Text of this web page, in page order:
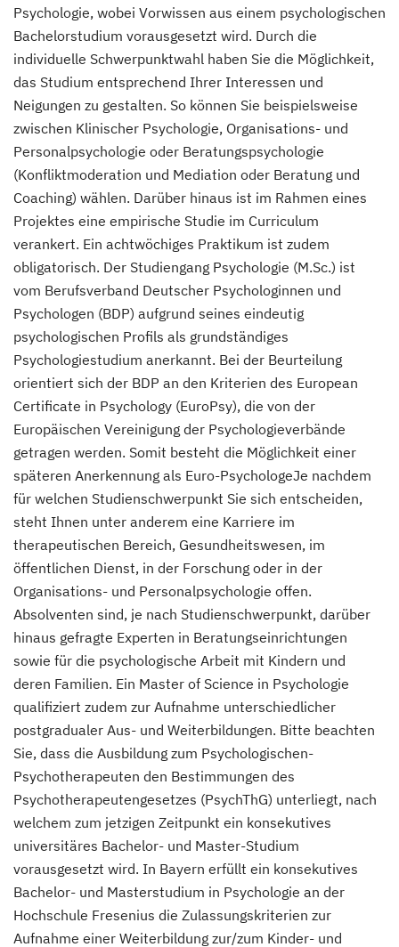
Psychologie, wobei Vorwissen aus einem psychologischen
Bachelorstudium vorausgesetzt wird. Durch die
individuelle Schwerpunktwahl haben Sie die Möglichkeit,
das Studium entsprechend Ihrer Interessen und
Neigungen zu gestalten. So können Sie beispielsweise
zwischen Klinischer Psychologie, Organisations- und
Personalpsychologie oder Beratungspsychologie
(Konfliktmoderation und Mediation oder Beratung und
Coaching) wählen. Darüber hinaus ist im Rahmen eines
Projektes eine empirische Studie im Curriculum
verankert. Ein achtwöchiges Praktikum ist zudem
obligatorisch. Der Studiengang Psychologie (M.Sc.) ist
vom Berufsverband Deutscher Psychologinnen und
Psychologen (BDP) aufgrund seines eindeutig
psychologischen Profils als grundständiges
Psychologiestudium anerkannt. Bei der Beurteilung
orientiert sich der BDP an den Kriterien des European
Certificate in Psychology (EuroPsy), die von der
Europäischen Vereinigung der Psychologieverbände
getragen werden. Somit besteht die Möglichkeit einer
späteren Anerkennung als Euro-PsychologeJe nachdem
für welchen Studienschwerpunkt Sie sich entscheiden,
steht Ihnen unter anderem eine Karriere im
therapeutischen Bereich, Gesundheitswesen, im
öffentlichen Dienst, in der Forschung oder in der
Organisations- und Personalpsychologie offen.
Absolventen sind, je nach Studienschwerpunkt, darüber
hinaus gefragte Experten in Beratungseinrichtungen
sowie für die psychologische Arbeit mit Kindern und
deren Familien. Ein Master of Science in Psychologie
qualifiziert zudem zur Aufnahme unterschiedlicher
postgradualer Aus- und Weiterbildungen. Bitte beachten
Sie, dass die Ausbildung zum Psychologischen-
Psychotherapeuten den Bestimmungen des
Psychotherapeutengesetzes (PsychThG) unterliegt, nach
welchem zum jetzigen Zeitpunkt ein konsekutives
universitäres Bachelor- und Master-Studium
vorausgesetzt wird. In Bayern erfüllt ein konsekutives
Bachelor- und Masterstudium in Psychologie an der
Hochschule Fresenius die Zulassungskriterien zur
Aufnahme einer Weiterbildung zur/zum Kinder- und